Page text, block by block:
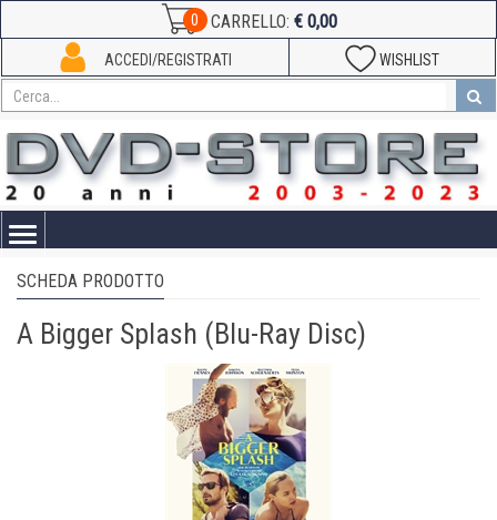
0 CARRELLO: € 0,00
WISHLIST
ACCEDI/REGISTRATI
Toggle
SCHEDA PRODOTTO
A Bigger Splash (Blu-Ray Disc)